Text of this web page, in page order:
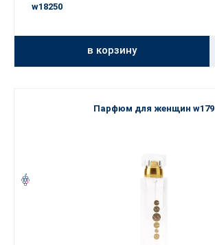
w18250
в корзину
Парфюм для женщин w179